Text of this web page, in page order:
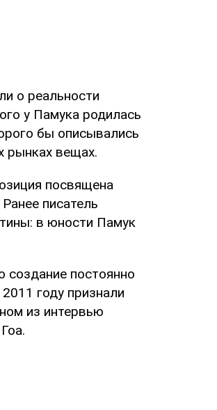
о реальности
у Памука родилась
бы описывались
рынках вещах.
посвящена
писатель
в юности Памук
создание постоянно
году признали
из интервью